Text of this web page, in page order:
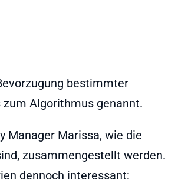
bestimmter
Algorithmus genannt.
Manager Marissa, wie die
zusammengestellt werden.
dennoch interessant: